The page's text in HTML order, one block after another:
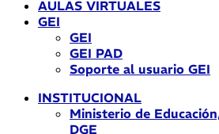
AULAS VIRTUALES
GEI
GEI
GEI PAD
Soporte al usuario GEI
INSTITUCIONAL
Ministerio de
DGE